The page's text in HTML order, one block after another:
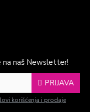
na naš Newsletter!
PRIJAVA
korišćenja i prodaje